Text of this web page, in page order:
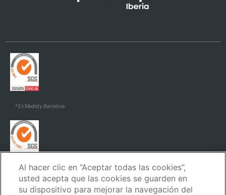
* En Madrid y Barcelona.
Al hacer clic en “Aceptar todas las cookies”,
usted acepta que las cookies se guarden en
su dispositivo para mejorar la navegación del